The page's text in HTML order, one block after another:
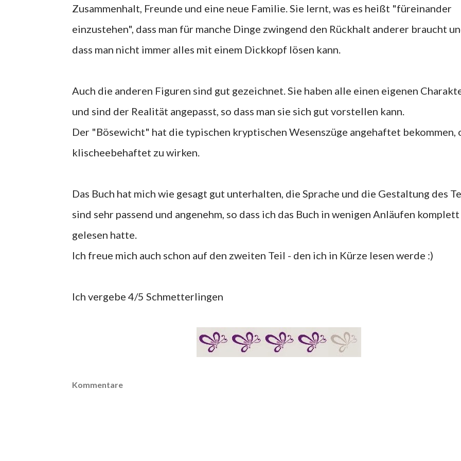
Zusammenhalt, Freunde und eine neue Familie. Sie lernt, was es heißt "füreinander
einzustehen", dass man für manche Dinge zwingend den Rückhalt anderer braucht
dass man nicht immer alles mit einem Dickkopf lösen kann.
Auch die anderen Figuren sind gut gezeichnet. Sie haben alle einen eigenen
und sind der Realität angepasst, so dass man sie sich gut vorstellen kann.
Der "Bösewicht" hat die typischen kryptischen Wesenszüge angehaftet bekommen,
klischeebehaftet zu wirken.
Das Buch hat mich wie gesagt gut unterhalten, die Sprache und die Gestaltung des
sind sehr passend und angenehm, so dass ich das Buch in wenigen Anläufen komplett
gelesen hatte.
Ich freue mich auch schon auf den zweiten Teil - den ich in Kürze lesen werde :)
Ich vergebe 4/5 Schmetterlingen
Kommentare